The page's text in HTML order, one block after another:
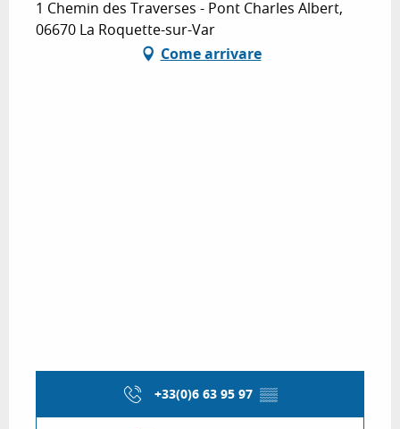
1 Chemin des Traverses - Pont Charles Albert,
06670 La Roquette-sur-Var
Come arrivare
+33(0)6 63 95 97 ▒▒